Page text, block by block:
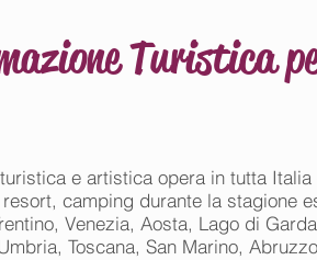
Turistica
e artistica opera in tutta
camping durante la stagione
Venezia, Aosta, Lago di
Toscana, San Marino,